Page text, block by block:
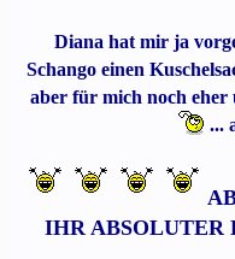
Diana hat mir ja
Schango einen
aber für mich noch eher
...
IHR